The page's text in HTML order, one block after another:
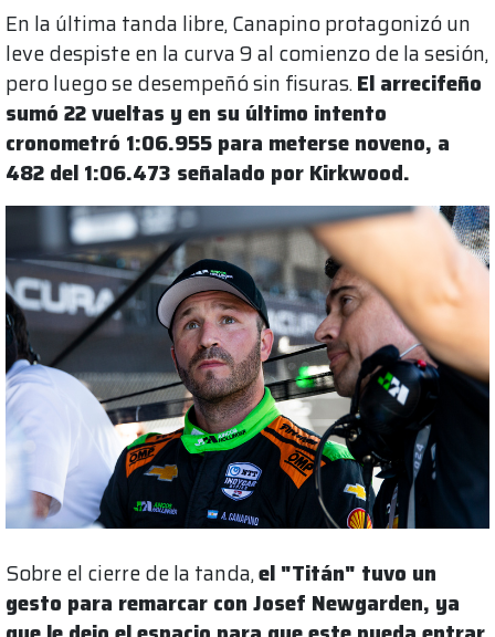
En la última tanda libre, Canapino protagonizó un
leve despiste en la curva 9 al comienzo de la sesión,
pero luego se desempeñó sin fisuras.El arrecifeño
sumó 22 vueltas y en su último intento
cronometró 1:06.955 para meterse noveno, a
482 del 1:06.473 señalado por Kirkwood.
Sobre el cierre de la tanda,el "Titán" tuvo un
gesto para remarcar con Josef Newgarden, ya